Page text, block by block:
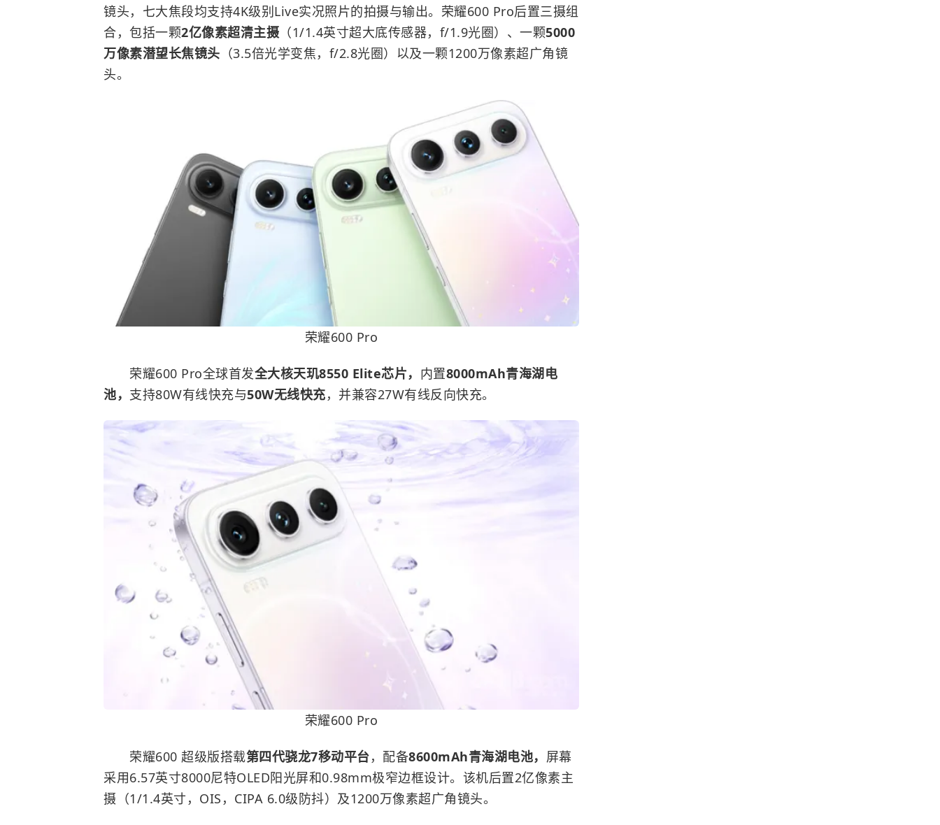
镜头，七大焦段均支持4K级别Live实况照片的拍摄与输出。荣耀600 Pro后置三摄组
合，包括一颗2亿像素超清主摄 （1/1.4英寸超大底传感器，f/1.9光圈）、一颗5000
万像素潜望长焦镜头 （3.5倍光学变焦，f/2.8光圈）以及一颗1200万像素超广角镜
头。
荣耀600 Pro
荣耀600 Pro全球首发全大核天玑8550 Elite芯片， 内置8000mAh青海湖电
池， 支持80W有线快充与50W无线快充，并兼容27W有线反向快充。
荣耀600 Pro
荣耀600 超级版搭载第四代骁龙7移动平台，配备8600mAh青海湖电池， 屏幕
采用6.57英寸8000尼特OLED阳光屏和0.98mm极窄边框设计。该机后置2亿像素主
摄（1/1.4英寸，OIS，CIPA 6.0级防抖）及1200万像素超广角镜头。